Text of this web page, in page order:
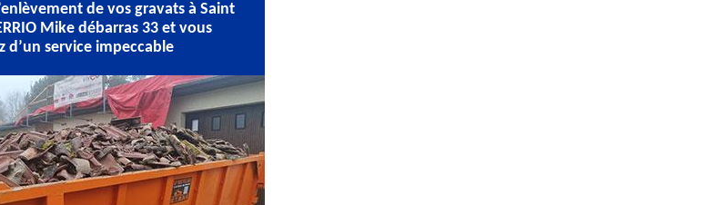
de vos gravats à Saint
Mike débarras 33 et vous
d’un service impeccable